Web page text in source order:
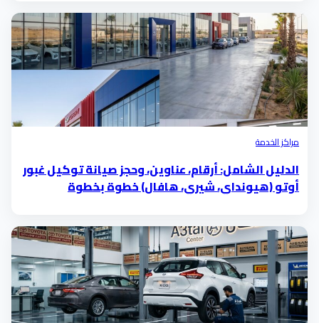
مراكز الخدمة
الدليل الشامل: أرقام، عناوين، وحجز صيانة توكيل غبور
أوتو (هيونداي، شيري، هافال) خطوة بخطوة